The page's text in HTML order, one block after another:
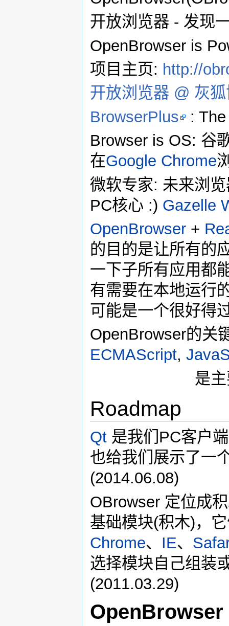
开放浏览器 - 发现
OpenBrowser is
项目主页: http://
开放浏览器 @ 灰
BrowserPlus
:
Browser is OS: 谷
在Google Chrome
微软专家: 未来浏
PC核心 :) Gazelle
OpenBrowser +
的目的是让所有的
一下子所有应用都
有需要在本地运行
可能是一个很好得
OpenBrowser的关
ECMAScript,
是
Roadmap
Qt 是我们PC客户
也给我们展示了一
(2014.06.08)
OBrowser 定位成
基础模块(积木)，
Chrome、 IE、
选择模块自己组装
(2011.03.29)
OpenBrowser